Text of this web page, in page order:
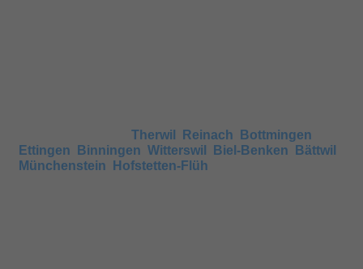
wie beispielsweiseTherwil Reinach Bottmingen
Ettingen
Binningen ,Witterswil Biel-Benken Bättwil
Münchenstein
Hofstetten-Flüh